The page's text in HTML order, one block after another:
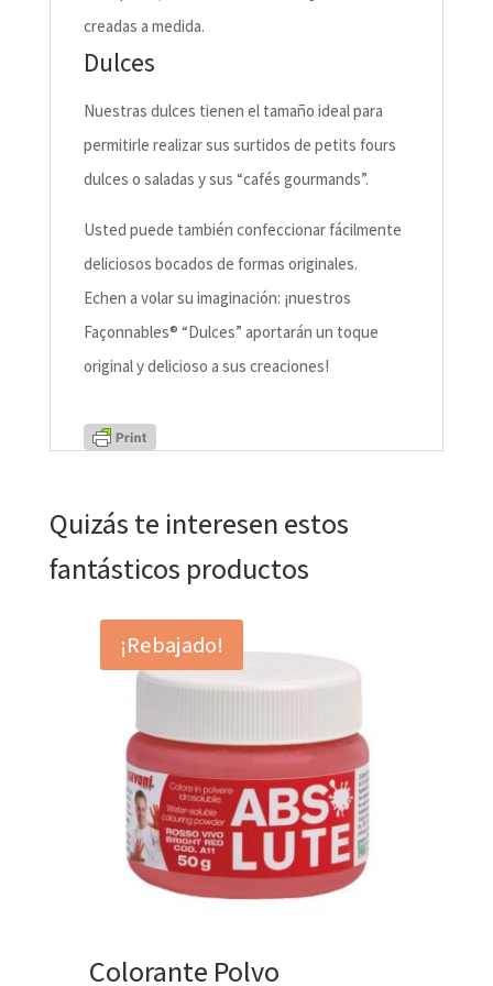
creadas a medida.
Dulces
Nuestras dulces tienen el tamaño ideal para
permitirle realizar sus surtidos de petits fours
dulces o saladas y sus “cafés gourmands”.
Usted puede también confeccionar fácilmente
deliciosos bocados de formas originales.
Echen a volar su imaginación: ¡nuestros
Façonnables® “Dulces” aportarán un toque
original y delicioso a sus creaciones!
Quizás te interesen estos
fantásticos productos
¡Rebajado!
Colorante Polvo